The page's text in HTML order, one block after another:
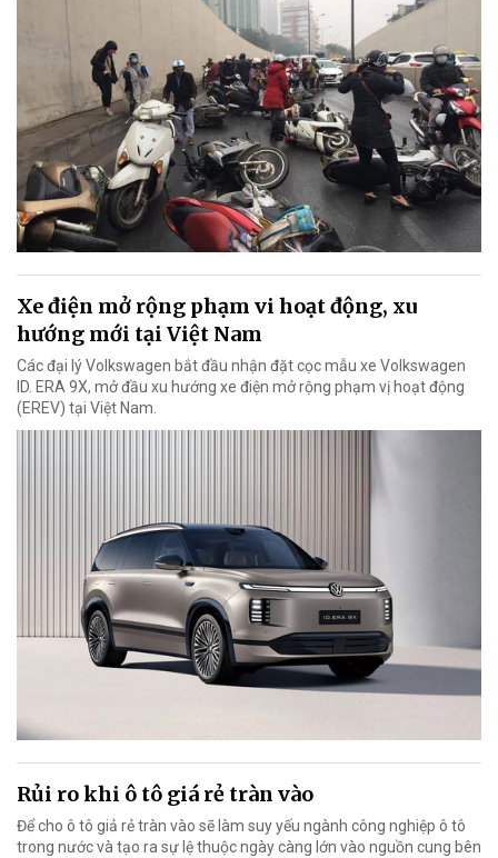
Xe điện mở rộng phạm vi hoạt động, xu
hướng mới tại Việt Nam
Các đại lý Volkswagen bắt đầu nhận đặt cọc mẫu xe Volkswagen
ID. ERA 9X, mở đầu xu hướng xe điện mở rộng phạm vị hoạt động
(EREV) tại Việt Nam.
Rủi ro khi ô tô giá rẻ tràn vào
Để cho ô tô giả rẻ tràn vào sẽ làm suy yếu ngành công nghiệp ô tô
trong nước và tạo ra sự lệ thuộc ngày càng lớn vào nguồn cung bên